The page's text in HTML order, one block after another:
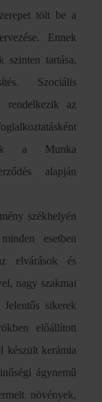
tölt be a
Ennek
szinten tartása,
Szociális
rendelkezik az
a Munka
alapján
székhelyén
esetben
elvárások és
nagy szakmai
sikerek
előállított
készült kerámia
ágynemű
növények,